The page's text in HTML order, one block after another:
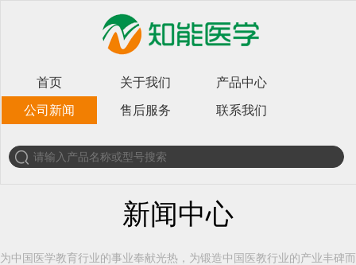
首页 关于我们 产品中心
公司新闻 售后服务 联系我们
新闻中心
为中国医学教育行业的事业奉献光热，为锻造中国医教行业的产业丰碑而